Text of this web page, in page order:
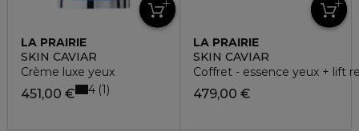
LA PRAIRIE
SKIN CAVIAR
Crème luxe yeux
451,00 € 4 1
LA PRAIRIE
SKIN CAVIAR
Coffret - essence yeux + lift
479,00 €